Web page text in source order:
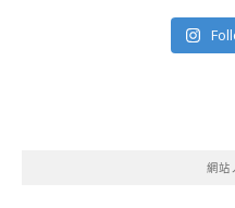
網站